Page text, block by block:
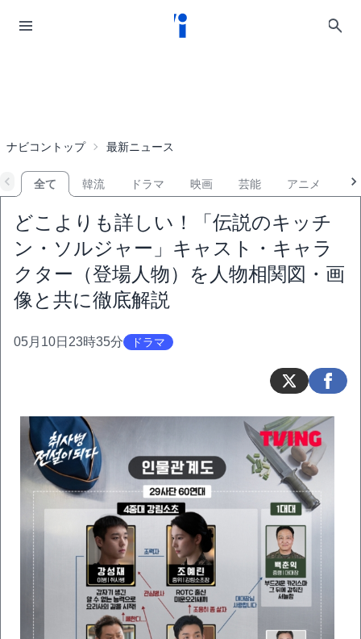
ナビコントップ 最新ニュース
全て 韓流 ドラマ 映画 芸能 アニメ
どこよりも詳しい！「伝説のキッチ
ン・ソルジャー」キャスト・キャラ
クター（登場人物）を人物相関図・画
像と共に徹底解説
05月10日23時35分 ドラマ